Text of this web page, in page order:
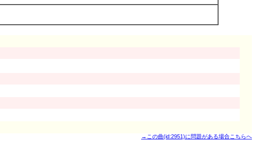
→この曲(id:2951)に問題がある場合こちらへ